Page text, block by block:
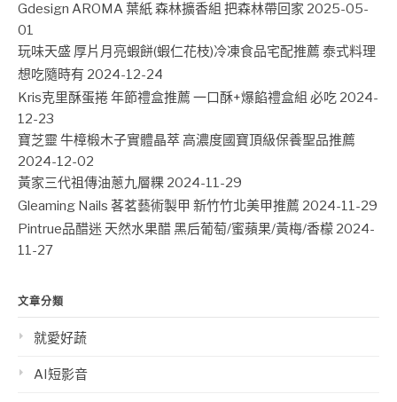
Gdesign AROMA 葉紙 森林擴香組 把森林帶回家 2025-05-
01
玩味天盛 厚片月亮蝦餅(蝦仁花枝)冷凍食品宅配推薦 泰式料理
想吃隨時有 2024-12-24
Kris克里酥蛋捲 年節禮盒推薦 一口酥+爆餡禮盒組 必吃 2024-
12-23
寶芝靈 牛樟椴木子實體晶萃 高濃度國寶頂級保養聖品推薦
2024-12-02
黃家三代祖傳油蔥九層粿 2024-11-29
Gleaming Nails 茖茗藝術製甲 新竹竹北美甲推薦 2024-11-29
Pintrue品醋迷 天然水果醋 黑后葡萄/蜜蘋果/黃梅/香檬 2024-
11-27
文章分類
就愛好蔬
AI短影音